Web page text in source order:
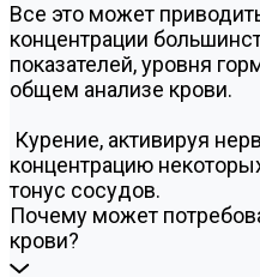
Все это может
концентрации
показателей, уровня
общем анализе крови.
Курение, активируя
концентрацию
тонус сосудов.
Почему может
крови?